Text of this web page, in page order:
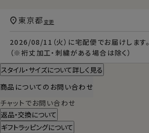
2026/08/11（火） に宅配便 でお届けします。
（※裄丈加工・刺繍がある場合は除く）
東京都 変更
スタイル・サイズについて詳しく見る
商品についてのお問い合わせ
チャットでお問い合わせ
返品・交換について
ギフトラッピングについて